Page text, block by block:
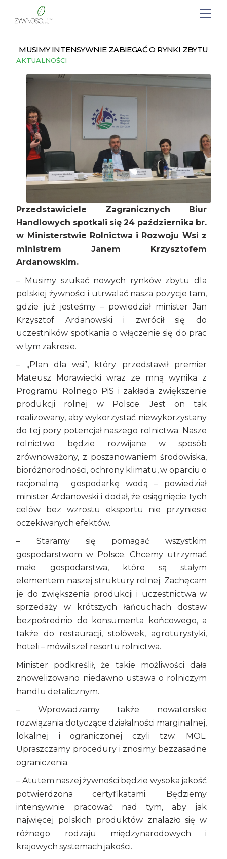
MUSIMY INTENSYWNIE ZABIEGAĆ O RYNKI ZBYTU
AKTUALNOŚCI
Przedstawiciele Zagranicznych Biur
Handlowych spotkali się 24 października br.
w Ministerstwie Rolnictwa i Rozwoju Wsi z
ministrem Janem Krzysztofem
Ardanowskim.
– Musimy szukać nowych rynków zbytu dla
polskiej żywności i utrwalać nasza pozycje tam,
gdzie już jesteśmy – powiedział minister Jan
Krzysztof Ardanowski i zwrócił się do
uczestników spotkania o włączenie się do prac
w tym zakresie.
– „Plan dla wsi”, który przedstawił premier
Mateusz Morawiecki wraz ze mną wynika z
Programu Rolnego PiS i zakłada zwiększenie
produkcji rolnej w Polsce. Jest on tak
realizowany, aby wykorzystać niewykorzystany
do tej pory potencjał naszego rolnictwa. Nasze
rolnictwo będzie rozwijane w sposób
zrównoważony, z poszanowaniem środowiska,
bioróżnorodności, ochrony klimatu, w oparciu o
racjonalną gospodarkę wodą – powiedział
minister Ardanowski i dodał, że osiągnięcie tych
celów bez wzrostu eksportu nie przyniesie
oczekiwanych efektów.
– Staramy się pomagać wszystkim
gospodarstwom w Polsce. Chcemy utrzymać
małe gospodarstwa, które są stałym
elementem naszej struktury rolnej. Zachęcam
je do zwiększenia produkcji i uczestnictwa w
sprzedaży w krótszych łańcuchach dostaw
bezpośrednio do konsumenta końcowego, a
także do restauracji, stołówek, agroturystyki,
hoteli – mówił szef resortu rolnictwa.
Minister podkreślił, że takie możliwości dała
znowelizowano niedawno ustawa o rolniczym
handlu detalicznym.
– Wprowadzamy także nowatorskie
rozwiązania dotyczące działalności marginalnej,
lokalnej i ograniczonej czyli tzw. MOL.
Upraszczamy procedury i znosimy bezzasadne
ograniczenia.
– Atutem naszej żywności będzie wysoka jakość
potwierdzona certyfikatami. Będziemy
intensywnie pracować nad tym, aby jak
najwięcej polskich produktów znalazło się w
różnego rodzaju międzynarodowych i
krajowych systemach jakości.